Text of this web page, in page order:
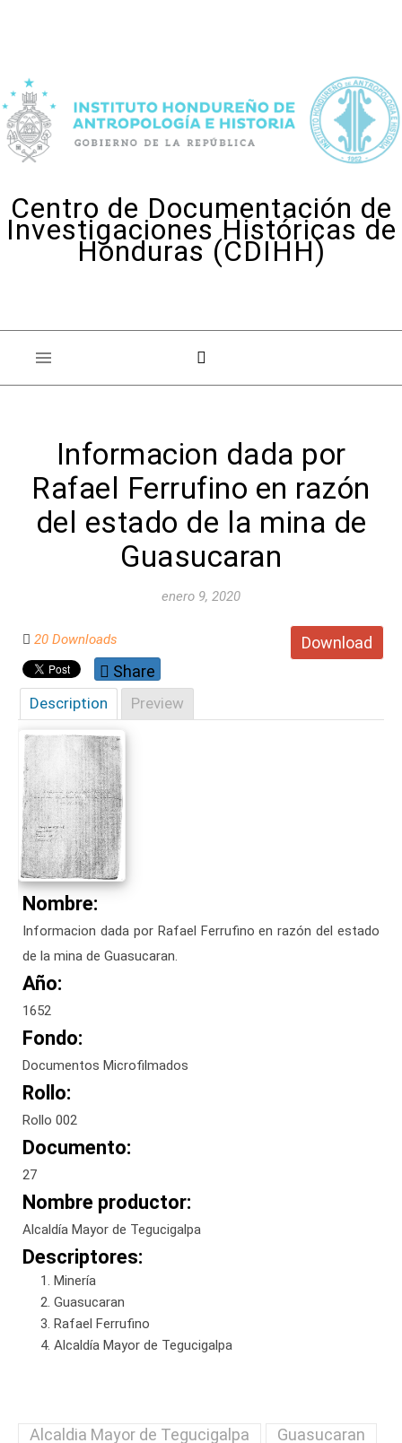
Centro de Documentación de
Investigaciones Históricas de
Honduras (CDIHH)
Informacion dada por
Rafael Ferrufino en razón
del estado de la mina de
Guasucaran
enero 9, 2020
Download
20 Downloads
Share
Description Preview
Nombre:
Informacion dada por Rafael Ferrufino en razón del estado
de la mina de Guasucaran.
Año:
1652
Fondo:
Documentos Microfilmados
Rollo:
Rollo 002
Documento:
27
Nombre productor:
Alcaldía Mayor de Tegucigalpa
Descriptores:
Minería
Guasucaran
Rafael Ferrufino
Alcaldía Mayor de Tegucigalpa
Alcaldia Mayor de Tegucigalpa
Guasucaran